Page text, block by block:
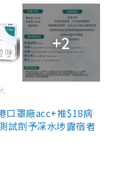
+2
口罩廠acc+推$18病
試劑予深水埗露宿者